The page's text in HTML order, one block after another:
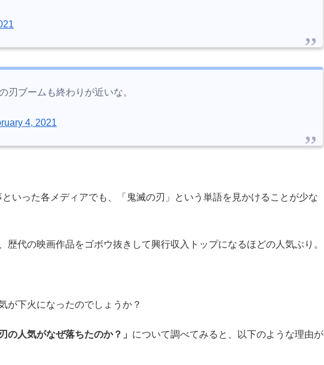
刃ブームも終わりが近いな。
4, 2021
いった各メディアでも、「鬼滅の刃」という単語を見かけることが少な
歴代の映画作品をゴボウ抜きして興行収入トップになるほどの人気ぶり。
が下火になったのでしょうか？
の人気がなぜ落ちたのか？」 について調べてみると、以下のような理由が